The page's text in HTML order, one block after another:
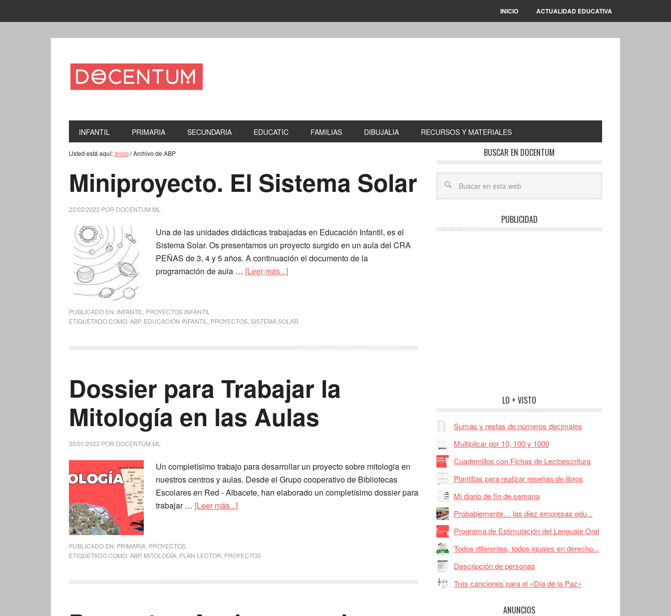
INICIO ACTUALIDAD EDUCATIVA
INFANTIL PRIMARIA SECUNDARIA EDUCATIC FAMILIAS DIBUJALIA RECURSOS Y MATERIALES
Usted está aquí: Inicio /Archivo de ABP
Miniproyecto. El Sistema Solar
22/02/2022 POR DOCENTUM ML
Una de las unidades didácticas trabajadas en Educación Infantil, es el
Sistema Solar. Os presentamos un proyecto surgido en un aula del CRA
PEÑAS de 3, 4 y 5 años. A continuación el documento de la
programación de aula … [Leer más...]
PUBLICADO EN: INFANTIL
PROYECTOS INFANTIL
ETIQUETADO COMO:ABP, EDUCACIÓN INFANTIL PROYECTOS SISTEMA SOLAR
Dossier para Trabajar la
Mitología en las Aulas
30/01/2022 POR DOCENTUM ML
Un completísimo trabajo para desarrollar un proyecto sobre mitologia en
nuestros centros y aulas. Desde el Grupo cooperativo de Bibliotecas
Escolares en Red - Albacete, han elaborado un completísimo dossier para
trabajar … [Leer más...]
PUBLICADO EN: PRIMARIA PROYECTOS
ETIQUETADO COMO:ABP, MITOLOGÍA PLAN LECTOR PROYECTOS
BUSCAR EN DOCENTUM
PUBLICIDAD
LO + VISTO
Sumas y restas de números decimales
Multiplicar por 10, 100 y 1000
Cuadernillos con Fichas de Lectoescritura
Plantillas para realizar reseñas de libros
Mi diario de fin de semana
Probablemente… las diez empresas edu...
Programa de Estimulación del Lenguaje Oral
Todos diferentes, todos iguales en derecho...
Descripción de personas
Tres canciones para el «Día de la Paz»
ANUNCIOS